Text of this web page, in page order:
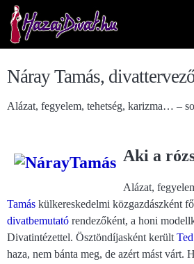
Náray Tamás,
Alázat, fegyelem, tehetség, karizma… –
Aki a
Alázat,
Tamás külkereskedelmi közgazdászként
divatbemutató rendezőként, a honi
Divatintézettel. Ösztöndíjasként került
haza, nem bánta meg, de azért mást várt.